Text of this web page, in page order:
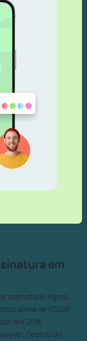
em
assinatura! Agora,
acima de R$200
até 20%
Gostou da